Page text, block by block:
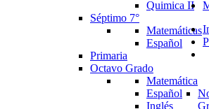
Quimica II
Séptimo 7°
Matemáticas
Español
Primaria
Octavo Grado
Matemática
Español
Inglés